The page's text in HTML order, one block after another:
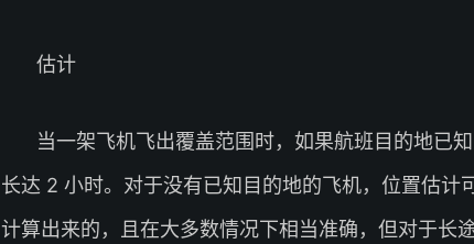
估计
当一架飞机飞出覆盖范围时，如果航班目的地已
长达 2 小时。对于没有已知目的地的飞机，位置估计
计算出来的，且在大多数情况下相当准确，但对于长